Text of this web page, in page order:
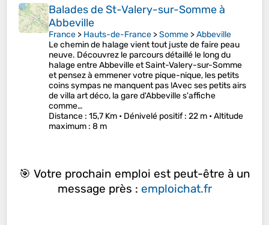
Balades de St-Valery-sur-Somme à
Abbeville
France > Hauts-de-France >Somme >Abbeville
Le chemin de halage vient tout juste de faire peau
neuve. Découvrez le parcours détaillé le long du
halage entre Abbeville et Saint-Valery-sur-Somme
et pensez à emmener votre pique-nique, les petits
coins sympas ne manquent pas !Avec ses petits airs
de villa art déco, la gare d'Abbeville s'affiche
comme…
Distance : 15,7 Km • Dénivelé positif: 22 m •Altitude
maximum : 8 m
🎯 Votre prochain emploi est peut-être à un
message près : emploichat.fr